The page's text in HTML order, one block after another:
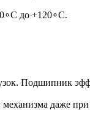
до +120∘C.
Подшипник
даже